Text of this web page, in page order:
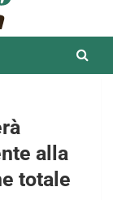
alla
totale